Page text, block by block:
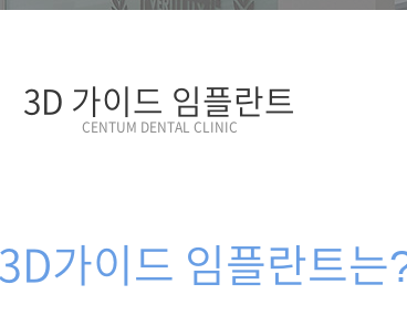
고객님의 편의를 최우선으로
3D 가이드 임플란트
CENTUM DENTAL CLINIC
3D가이드 임플란트는